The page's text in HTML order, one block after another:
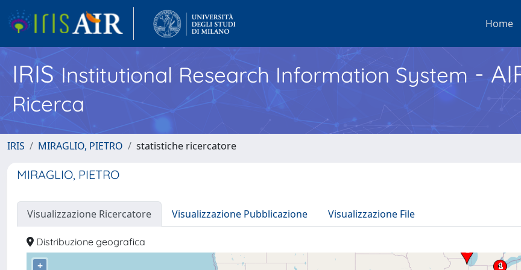
Home
IRISInstitutional Research Information System -
Ricerca
IRIS MIRAGLIO, PIETRO statistiche ricercatore
MIRAGLIO, PIETRO
Visualizzazione Ricercatore Visualizzazione Pubblicazione Visualizzazione File
Distribuzione geografica
+